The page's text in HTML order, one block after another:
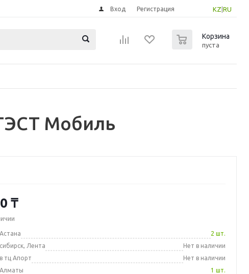
KZ RU
Вход Регистрация
Корзина
пуста
Мобиль
₸
2 шт.
Лента
Нет в наличии
тц Апорт
Нет в наличии
1 шт.